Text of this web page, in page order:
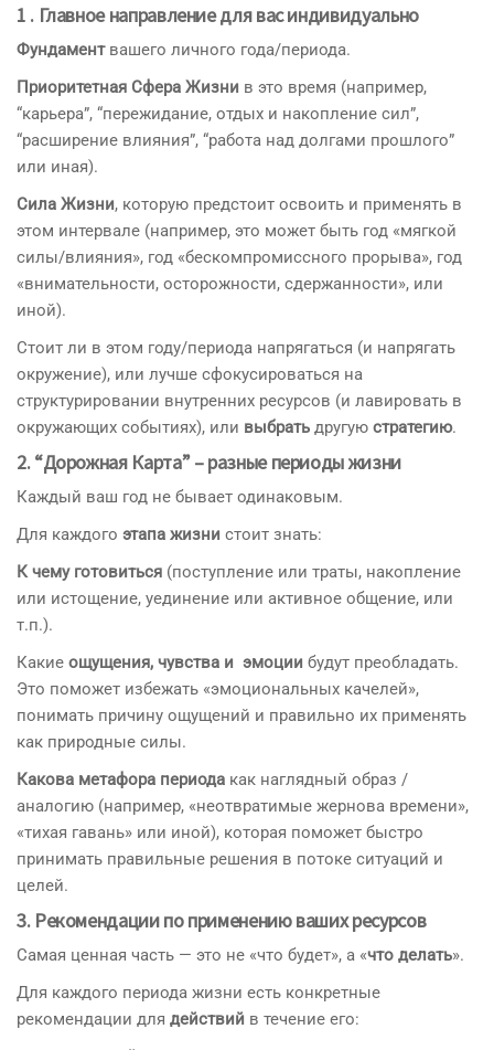
1 . Главное направление для вас индивидуально
Фундаментвашего личного года/периода.
Приоритетная Сфера Жизни в это время (например,
“карьера”, “пережидание, отдых и накопление сил”,
“расширение влияния”, “работа над долгами прошлого”
или иная).
Сила Жизни, которую предстоит освоить и применять в
этом интервале (например, это может быть год «мягкой
силы/влияния», год «бескомпромиссного прорыва», год
«внимательности, осторожности, сдержанности», или
иной).
Стоит ли в этом году/периода напрягаться (и напрягать
окружение), или лучше сфокусироваться на
структурировании внутренних ресурсов (и лавировать в
окружающих событиях), или выбрать другую стратегию.
2. “Дорожная Карта” ­– разные периоды жизни
Каждый ваш год не бывает одинаковым.
Для каждого этапа жизни стоит знать:
К чему готовиться (поступление или траты, накопление
или истощение, уединение или активное общение, или
т.п.).
Какие ощущения, чувства и эмоции будут преобладать.
Это поможет избежать «эмоциональных качелей»,
понимать причину ощущений и правильно их применять
как природные силы.
Какова метафора периода как наглядный образ /
аналогию (например, «неотвратимые жернова времени»,
«тихая гавань» или иной), которая поможет быстро
принимать правильные решения в потоке ситуаций и
целей.
3. Рекомендации по применению ваших ресурсов
Самая ценная часть — это не «что будет», а «что делать».
Для каждого периода жизни есть конкретные
рекомендации для действий в течение его: